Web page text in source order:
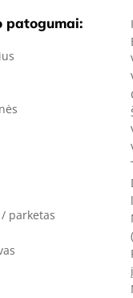
patogumai:
parketas